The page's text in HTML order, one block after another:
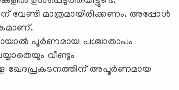
വേണ്ടി മാത്രമായിരിക്കണം. അപ്പോള്‍
പൂര്‍ണമായ പശ്ചാതാപം
വീണ്ടും
ഖേദപ്രകടനത്തിന് അപൂര്‍ണമായ